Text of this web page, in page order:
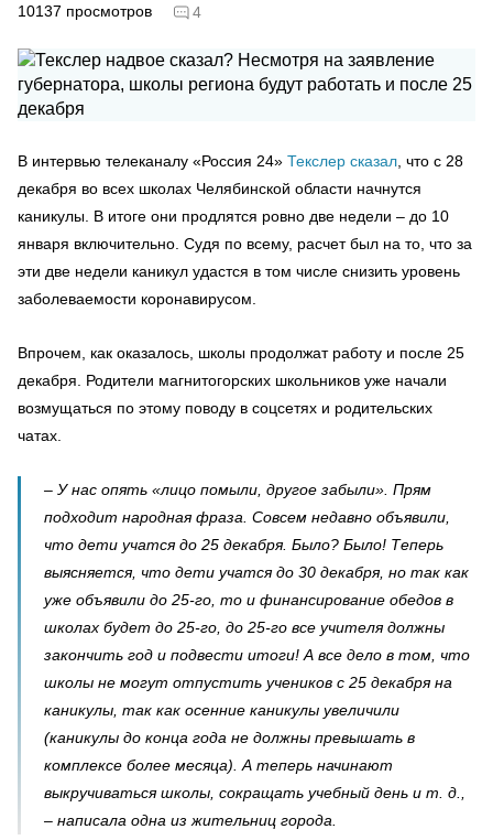
10137 просмотров 4
В интервью телеканалу «Россия 24» Текслер сказал , что с 28
декабря во всех школах Челябинской области начнутся
каникулы. В итоге они продлятся ровно две недели – до 10
января включительно. Судя по всему, расчет был на то, что за
эти две недели каникул удастся в том числе снизить уровень
заболеваемости коронавирусом.
Впрочем, как оказалось, школы продолжат работу и после 25
декабря. Родители магнитогорских школьников уже начали
возмущаться по этому поводу в соцсетях и родительских
чатах.
– У нас опять «лицо помыли, другое забыли». Прям
подходит народная фраза. Совсем недавно объявили,
что дети учатся до 25 декабря. Было? Было! Теперь
выясняется, что дети учатся до 30 декабря, но так как
уже объявили до 25-го, то и финансирование обедов в
школах будет до 25-го, до 25-го все учителя должны
закончить год и подвести итоги! А все дело в том, что
школы не могут отпустить учеников с 25 декабря на
каникулы, так как осенние каникулы увеличили
(каникулы до конца года не должны превышать в
комплексе более месяца). А теперь начинают
выкручиваться школы, сокращать учебный день и т. д.,
– написала одна из жительниц города.